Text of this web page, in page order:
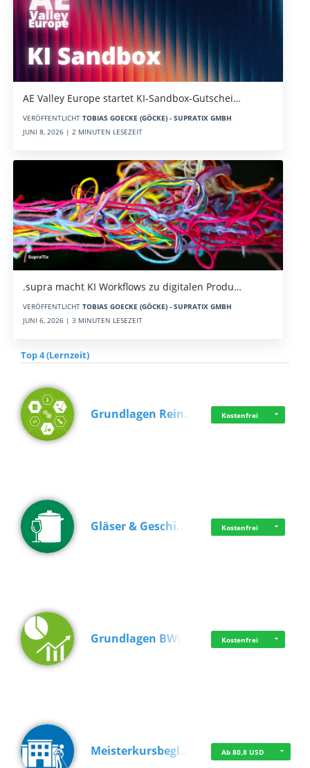
AE Valley Europe startet KI-Sandbox-Gutschei…
VERÖFFENTLICHT TOBIAS GOECKE (GÖCKE) - SUPRATIX GMBH
JUNI 8, 2026 | 2 MINUTEN LESEZEIT
.supra macht KI Workflows zu digitalen Produ…
VERÖFFENTLICHT TOBIAS GOECKE (GÖCKE) - SUPRATIX GMBH
JUNI 6, 2026 | 3 MINUTEN LESEZEIT
Top 4 (Lernzeit)
Grundlagen Rein… Kostenfrei
Gläser & Geschi… Kostenfrei
Grundlagen BWL Kostenfrei
Meisterkursbegl… Ab 80,8 USD